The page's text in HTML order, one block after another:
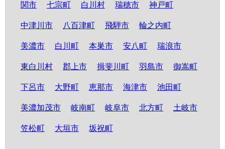
関市 七宗町 白川村 瑞穂市 神戸町
中津川市 八百津町 飛騨市 輪之内町
美濃市 白川町 本巣市 安八町 瑞浪市
東白川村 郡上市 揖斐川町 羽島市 御嵩町
下呂市 大野町 恵那市 海津市 池田町
美濃加茂市 岐南町 岐阜市 北方町 土岐市
笠松町 大垣市 坂祝町